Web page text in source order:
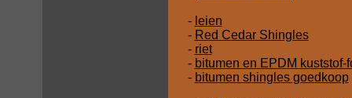
- leien
- Red Cedar Shingles
- riet
- bitumen en EPDM kuststof-
- bitumen shingles goedkoop